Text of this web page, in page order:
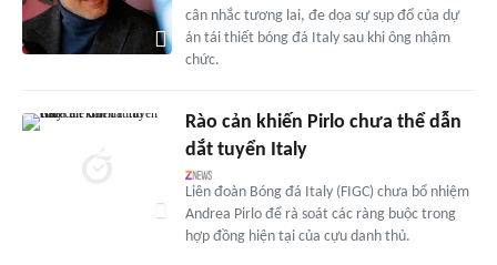
cân nhắc tương lai, đe dọa sự sụp đổ của dự
án tái thiết bóng đá Italy sau khi ông nhậm
chức.
Rào cản khiến Pirlo chưa thể dẫn
dắt tuyển Italy
Liên đoàn Bóng đá Italy (FIGC) chưa bổ nhiệm
Andrea Pirlo để rà soát các ràng buộc trong
hợp đồng hiện tại của cựu danh thủ.